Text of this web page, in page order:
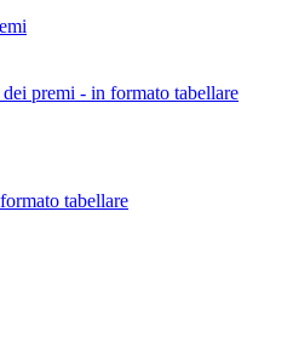
premi - in formato tabellare
tabellare